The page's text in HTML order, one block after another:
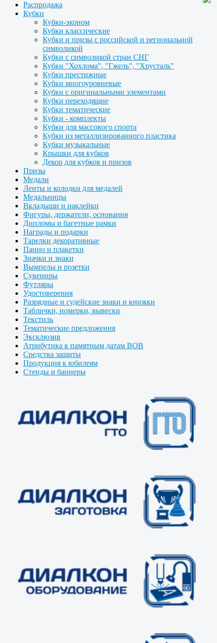
Распродажа
Кубки
Кубки-эконом
Кубки классические
Кубки и призы с российской и региональной
символикой
Кубки с символикой стран СНГ
Кубки "Хохлома", "Гжель", "Хрусталь"
Кубки престижные
Кубки многоуровневые
Кубки с оригинальными элементами
Кубки переходящие
Кубки тематические
Кубки - комплекты
Кубки для массового спорта
Кубки из металлизированного пластика
Кубки музыкальные
Крышки для кубков
Декор для кубков и призов
Призы
Медали
Ленты и колодки для медалей
Медальницы
Вкладыши и наклейки
Фигуры, держатели, основания
Дипломы и багетные рамки
Награды и подарки
Тарелки декоративные
Панно и плакетки
Значки и знаки
Вымпелы и розетки
Сувениры
Футляры
Удостоверения
Разрядные и судейские знаки и книжки
Таблички, номерки, вывески
Текстиль
Тематические предложения
Эксклюзив
Атрибутика к памятным датам ВОВ
Средства защиты
Продукция к юбилеям
Стенды и баннеры